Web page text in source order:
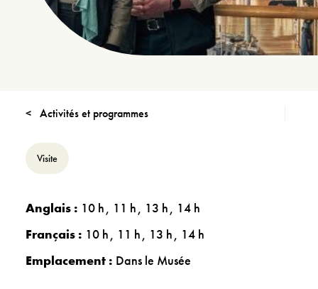
Activités et programmes
Visite
Anglais : 10 h 11 h 13 h 14 h
Français : 10 h 11 h 13 h 14 h
Emplacement : Dans le Musée